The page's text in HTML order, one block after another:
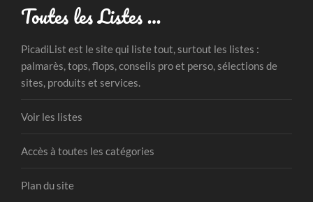
Toutes les Listes …
PicadiList est le site qui liste tout, surtout les listes :
palmarès, tops, flops, conseils pro et perso, sélections de
sites, produits et services.
Voir les listes
Accès à toutes les catégories
Plan du site